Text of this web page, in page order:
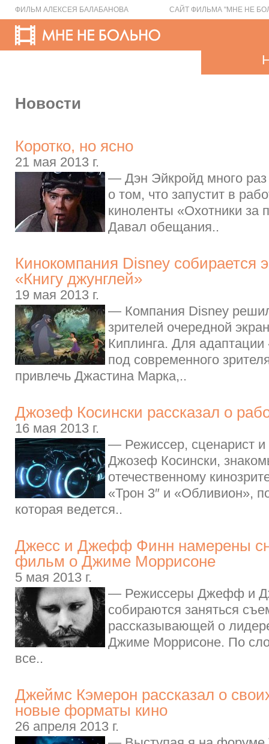
ФИЛЬМ АЛЕКСЕЯ БАЛАБАНОВА САЙТ ФИЛЬМА "МНЕ НЕ
Новости
Коротко, но ясно
21 мая 2013 г.
— Дэн Эйкройд много
о том, что запустит в
киноленты «Охотники за
Давал обещания..
Кинокомпания Disney собирается
«Книгу джунглей»
19 мая 2013 г.
— Компания Disney
зрителей очередной
Киплинга. Для адаптации
под современного
привлечь Джастина Марка,..
Джозеф Косински рассказал о
16 мая 2013 г.
— Режиссер, сценарист
Джозеф Косински,
отечественному
«Трон 3″ и «Обливион»,
которая ведется..
Джесс и Джефф Финн намерены
фильм о Джиме Моррисоне
5 мая 2013 г.
— Режиссеры Джефф и
собираются заняться
рассказывающей о
Джиме Моррисоне. По
все..
Джеймс Кэмерон рассказал о
новые форматы кино
26 апреля 2013 г.